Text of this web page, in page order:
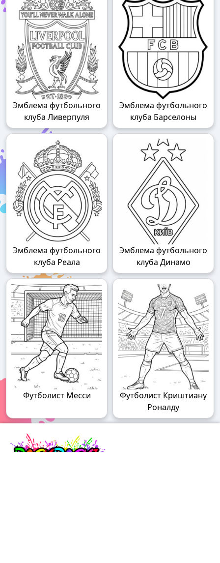
Эмблема футбольного
клуба Ливерпуля
Эмблема футбольного
клуба Барселоны
Эмблема футбольного
клуба Реала
Эмблема футбольного
клуба Динамо
Футболист Месси
Футболист Криштиану
Роналду